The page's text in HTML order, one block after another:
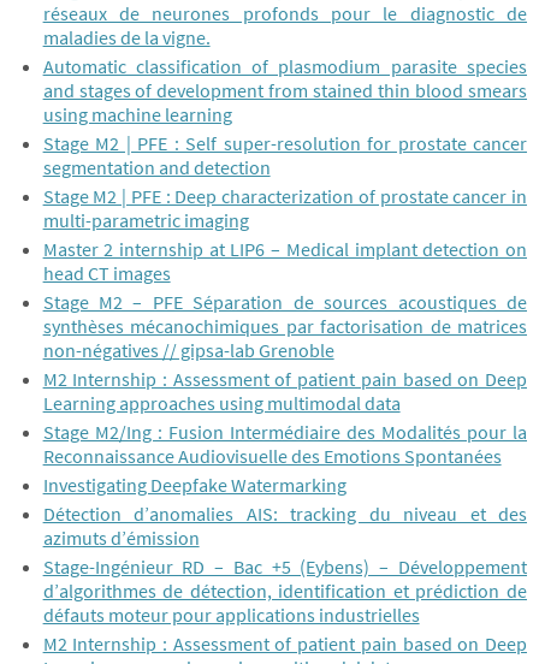
réseaux de neurones profonds pour le diagnostic de
maladies de la vigne.
Automatic classification of plasmodium parasite species
and stages of development from stained thin blood smears
using machine learning
Stage M2 | PFE : Self super-resolution for prostate cancer
segmentation and detection
Stage M2 | PFE : Deep characterization of prostate cancer in
multi-parametric imaging
Master 2 internship at LIP6 – Medical implant detection on
head CT images
Stage M2 – PFE Séparation de sources acoustiques de
synthèses mécanochimiques par factorisation de matrices
non-négatives // gipsa-lab Grenoble
M2 Internship : Assessment of patient pain based on Deep
Learning approaches using multimodal data
Stage M2/Ing : Fusion Intermédiaire des Modalités pour la
Reconnaissance Audiovisuelle des Emotions Spontanées
Investigating Deepfake Watermarking
Détection d’anomalies AIS: tracking du niveau et des
azimuts d’émission
Stage-Ingénieur RD – Bac +5 (Eybens) – Développement
d’algorithmes de détection, identification et prédiction de
défauts moteur pour applications industrielles
M2 Internship : Assessment of patient pain based on Deep